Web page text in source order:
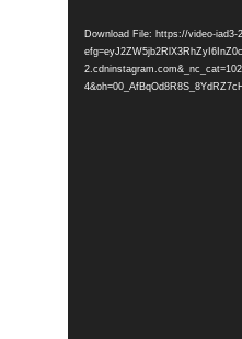
Download File: https://video-iad3-